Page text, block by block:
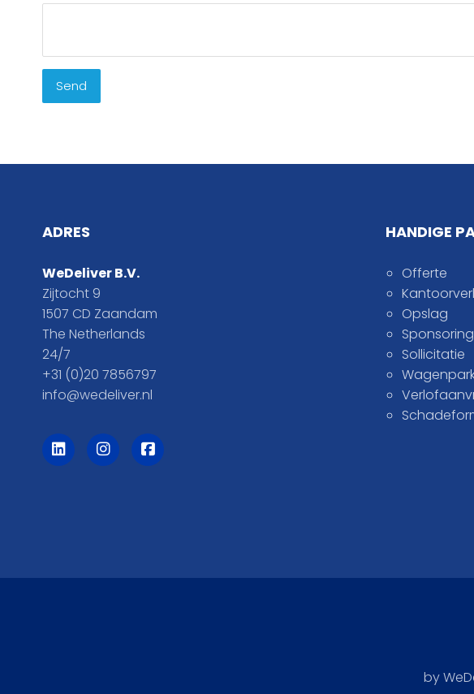
Send
ADRES
WeDeliver B.V.
Zijtocht 9
1507 CD Zaandam
The Netherlands
24/7
+31 (0)20 7856797
info@wedeliver.nl
HANDIGE
Offerte
Opslag
Sponsoring
Sollicitatie
by